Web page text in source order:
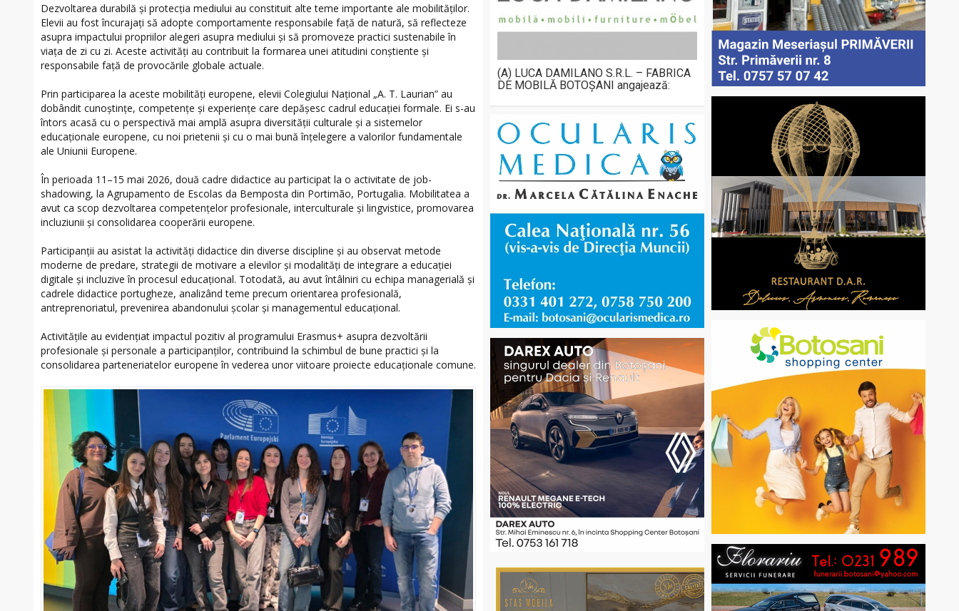
Dezvoltarea durabilă și protecția mediului au constituit alte teme importante ale mobilităților.
Elevii au fost încurajați să adopte comportamente responsabile față de natură, să reflecteze
asupra impactului propriilor alegeri asupra mediului și să promoveze practici sustenabile în
viața de zi cu zi. Aceste activități au contribuit la formarea unei atitudini conștiente și
responsabile față de provocările globale actuale.
Prin participarea la aceste mobilități europene, elevii Colegiului Național „A. T. Laurian” au
dobândit cunoștințe, competențe și experiențe care depășesc cadrul educației formale. Ei s-au
întors acasă cu o perspectivă mai amplă asupra diversității culturale și a sistemelor
educaționale europene, cu noi prietenii și cu o mai bună înțelegere a valorilor fundamentale
ale Uniunii Europene.
În perioada 11–15 mai 2026, două cadre didactice au participat la o activitate de job-
shadowing, la Agrupamento de Escolas da Bemposta din Portimão, Portugalia. Mobilitatea a
avut ca scop dezvoltarea competențelor profesionale, interculturale și lingvistice, promovarea
incluziunii și consolidarea cooperării europene.
Participanții au asistat la activități didactice din diverse discipline și au observat metode
moderne de predare, strategii de motivare a elevilor și modalități de integrare a educației
digitale și incluzive în procesul educațional. Totodată, au avut întâlniri cu echipa managerială și
cadrele didactice portugheze, analizând teme precum orientarea profesională,
antreprenoriatul, prevenirea abandonului școlar și managementul educațional.
Activităţile au evidențiat impactul pozitiv al programului Erasmus+ asupra dezvoltării
profesionale și personale a participanților, contribuind la schimbul de bune practici și la
consolidarea parteneriatelor europene în vederea unor viitoare proiecte educaționale comune.
(A) LUCA DAMILANO S.R.L. – FABRICA
DE MOBILĂ BOTOȘANI angajează: